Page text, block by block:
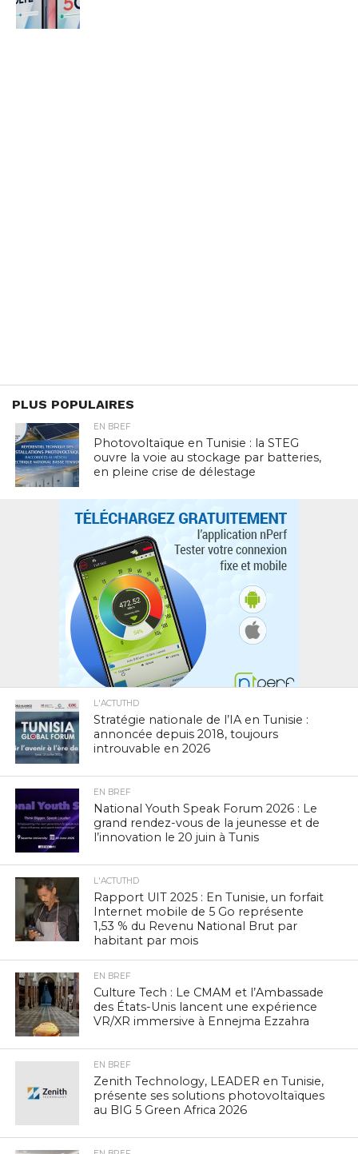
PLUS POPULAIRES
EN BREF
Photovoltaïque en Tunisie : la STEG
ouvre la voie au stockage par batteries,
en pleine crise de délestage
L'ACTUTHD
Stratégie nationale de l’IA en Tunisie :
annoncée depuis 2018, toujours
introuvable en 2026
EN BREF
National Youth Speak Forum 2026 : Le
grand rendez-vous de la jeunesse et de
l’innovation le 20 juin à Tunis
L'ACTUTHD
Rapport UIT 2025 : En Tunisie, un forfait
Internet mobile de 5 Go représente
1,53 % du Revenu National Brut par
habitant par mois
EN BREF
Culture Tech : Le CMAM et l’Ambassade
des États-Unis lancent une expérience
VR/XR immersive à Ennejma Ezzahra
EN BREF
Zenith Technology, LEADER en Tunisie,
présente ses solutions photovoltaïques
au BIG 5 Green Africa 2026